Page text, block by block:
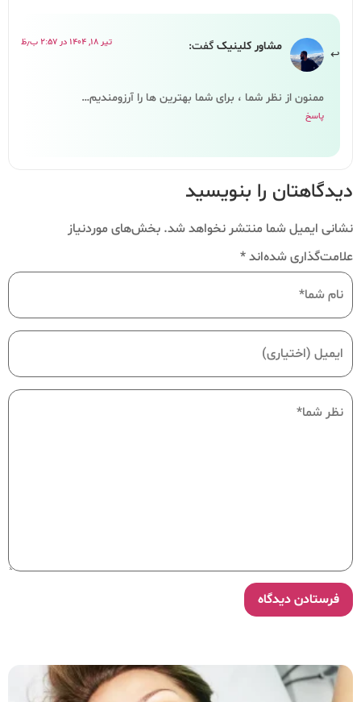
مشاور کلینیک گفت: تیر ۱۸, ۱۴۰۴ در ۲:۵۷ ب٫ظ
ممنون از نظر شما ، برای شما بهترین ها را آرزومندیم…
پاسخ
دیدگاهتان را بنویسید
نشانی ایمیل شما منتشر نخواهد شد. بخش‌های موردنیاز
علامت‌گذاری شده‌اند*